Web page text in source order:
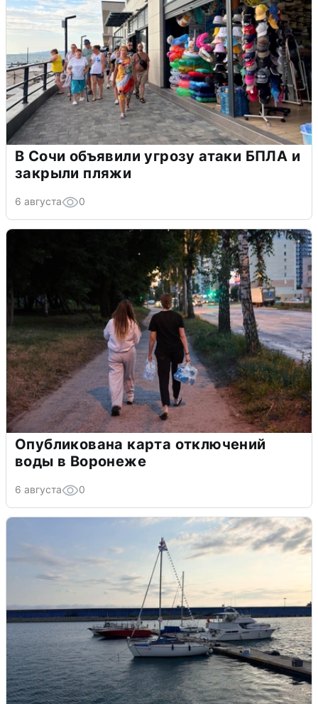
В Сочи объявили угрозу атаки БПЛА и
закрыли пляжи
6 августа 0
Опубликована карта отключений
воды в Воронеже
6 августа 0